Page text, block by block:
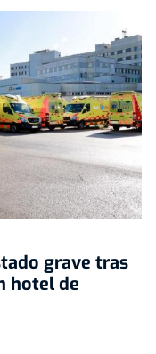
grave tras
hotel de